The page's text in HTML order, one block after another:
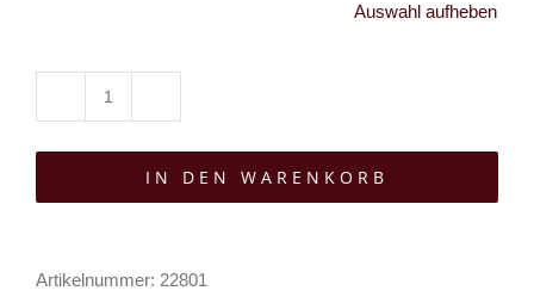
Auswahl aufheben
Ink
Menge
IN DEN WARENKORB
Artikelnummer: 22801